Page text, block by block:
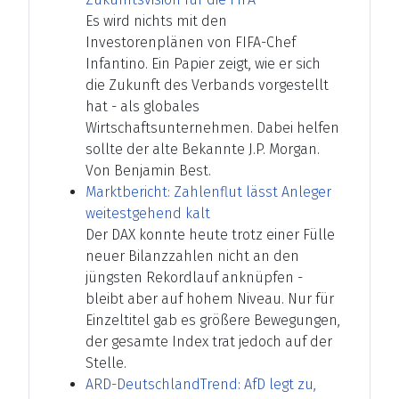
Es wird nichts mit den
Investorenplänen von FIFA-Chef
Infantino. Ein Papier zeigt, wie er sich
die Zukunft des Verbands vorgestellt
hat - als globales
Wirtschaftsunternehmen. Dabei helfen
sollte der alte Bekannte J.P. Morgan.
Von Benjamin Best.
Marktbericht: Zahlenflut lässt Anleger
weitestgehend kalt
Der DAX konnte heute trotz einer Fülle
neuer Bilanzzahlen nicht an den
jüngsten Rekordlauf anknüpfen -
bleibt aber auf hohem Niveau. Nur für
Einzeltitel gab es größere Bewegungen,
der gesamte Index trat jedoch auf der
Stelle.
ARD-DeutschlandTrend: AfD legt zu,